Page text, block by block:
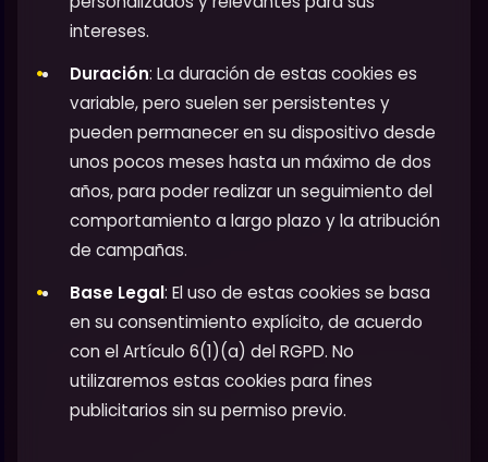
intereses.
Duración: La duración de estas cookies es
variable, pero suelen ser persistentes y
pueden permanecer en su dispositivo desde
unos pocos meses hasta un máximo de dos
años, para poder realizar un seguimiento del
comportamiento a largo plazo y la atribución
de campañas.
Base Legal: El uso de estas cookies se basa
en su consentimiento explícito, de acuerdo
con el Artículo 6(1)(a) del RGPD. No
utilizaremos estas cookies para fines
publicitarios sin su permiso previo.